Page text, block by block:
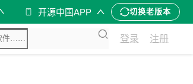
开源中国APP 切换老版本
登录 注册